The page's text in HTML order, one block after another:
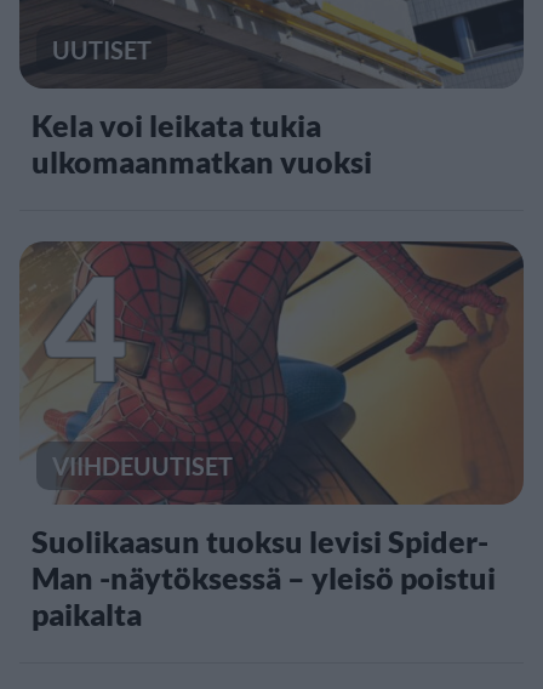
UUTISET
Kela voi leikata tukia
ulkomaanmatkan vuoksi
4
VIIHDEUUTISET
Suolikaasun tuoksu levisi Spider-
Man -näytöksessä – yleisö poistui
paikalta